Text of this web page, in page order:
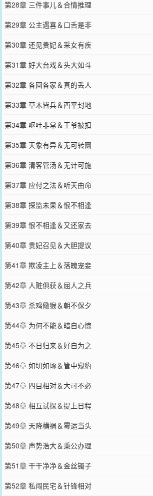
第28章 三件事儿＆合情推理
第29章 公主遇喜＆口舌是非
第30章 还见贵妃＆采女有疾
第31章 好大台戏＆头大如斗
第32章 各回各家＆真的丢人
第33章 草木皆兵＆西平封地
第34章 呕吐非常＆王爷被扣
第35章 天象有异＆无可转圜
第36章 清客管汤＆无计可施
第37章 应付之法＆听天由命
第38章 探监未果＆恨不相逢
第39章 恨不相逢＆又还家去
第40章 贵妃召见＆大胆提议
第41章 欺凌主上＆落魄宠妾
第42章 人赃俱获＆屈人之兵
第43章 杀鸡儆猴＆朝不保夕
第44章 为何不能＆暗自心惊
第45章 不日归来＆好自为之
第46章 如切如琢＆管中窥豹
第47章 四目相对＆大可不必
第48章 相互试探＆提上日程
第49章 天降横祸＆霉运当头
第50章 声势浩大＆秉公办理
第51章 干干净净＆金丝镯子
第52章 私闯民宅＆针锋相对